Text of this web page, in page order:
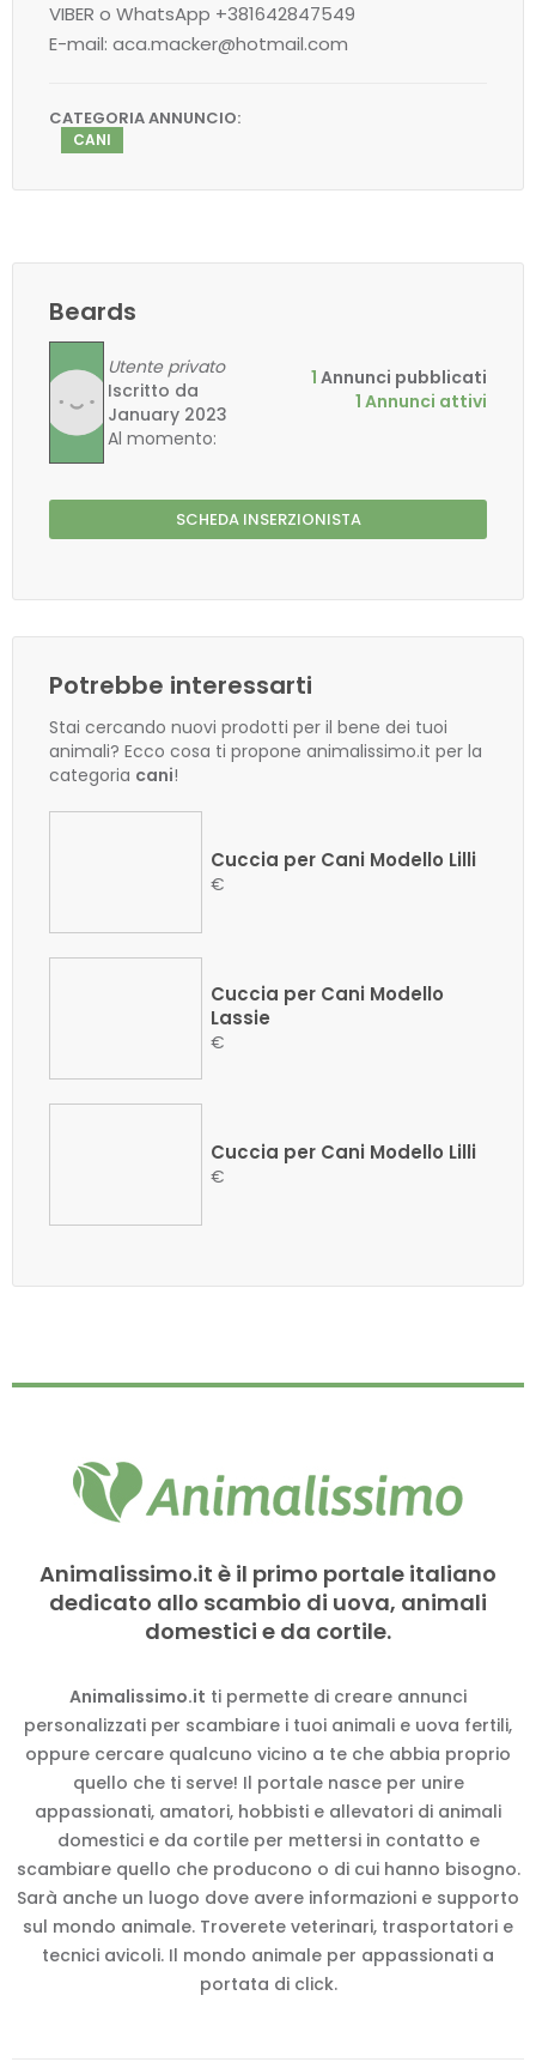
VIBER o WhatsApp +381642847549
E-mail: aca.macker@hotmail.com
CATEGORIA ANNUNCIO:
CANI
Beards
Utente privato
Iscritto da
January 2023
Al momento:
1 Annunci pubblicati
1 Annunci attivi
SCHEDA INSERZIONISTA
Potrebbe interessarti
Stai cercando nuovi prodotti per il bene dei tuoi
animali? Ecco cosa ti propone animalissimo.it per la
categoria cani!
Cuccia per Cani Modello Lilli
€
Cuccia per Cani Modello
Lassie
€
Cuccia per Cani Modello Lilli
€
Animalissimo.it è il primo portale italiano
dedicato allo scambio di uova, animali
domestici e da cortile.
Animalissimo.it ti permette di creare annunci
personalizzati per scambiare i tuoi animali e uova fertili,
oppure cercare qualcuno vicino a te che abbia proprio
quello che ti serve! Il portale nasce per unire
appassionati, amatori, hobbisti e allevatori di animali
domestici e da cortile per mettersi in contatto e
scambiare quello che producono o di cui hanno bisogno.
Sarà anche un luogo dove avere informazioni e supporto
sul mondo animale. Troverete veterinari, trasportatori e
tecnici avicoli. Il mondo animale per appassionati a
portata di click.